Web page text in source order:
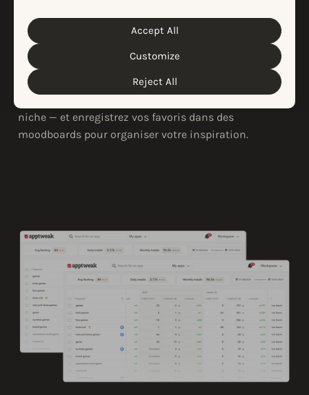
personal data and the different cookies we use, please
Cookie Policy&Privacy Policy
customize your cookie settings and preferences by
clicking the “Customize” button.
Reject All
Customize
Accept All
bibliothèque de Captures d'écran IA, vous pouvez
rechercher dans toute notre base de données de
créatifs d'app stores à l'aide de mots clés. Recherchez
tout ce que vous souhaitez — des styles spécifiques,
niche — et enregistrez vos favoris dans des
moodboards pour organiser votre inspiration.